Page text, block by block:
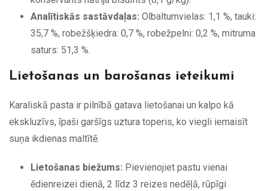
Analītiskās sastāvdaļas: Olbaltumvielas: 1,1 %, tauki:
35,7 %, robežšķiedra: 0,7 %, robežpelni: 0,2 %, mitruma
saturs: 51,3 %.
Lietošanas un barošanas ieteikumi
Karaliskā pasta ir pilnībā gatava lietošanai un kalpo kā
ekskluzīvs, īpaši garšīgs uztura toperis, ko viegli iemaisīt
suņa ikdienas maltītē.
Lietošanas biežums: Pievienojiet pastu vienai
ēdienreizei dienā, 2 līdz 3 reizes nedēļā, rūpīgi